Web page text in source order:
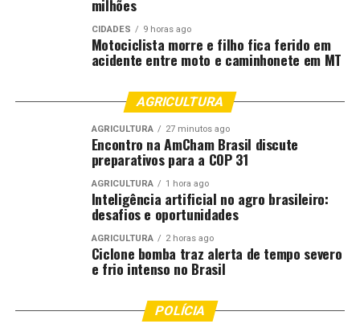
milhões
CIDADES 9 horas ago
Motociclista morre e filho fica ferido em
acidente entre moto e caminhonete em MT
AGRICULTURA
AGRICULTURA 27 minutos ago
Encontro na AmCham Brasil discute
preparativos para a COP 31
AGRICULTURA 1 hora ago
Inteligência artificial no agro brasileiro:
desafios e oportunidades
AGRICULTURA 2 horas ago
Ciclone bomba traz alerta de tempo severo
e frio intenso no Brasil
POLÍCIA